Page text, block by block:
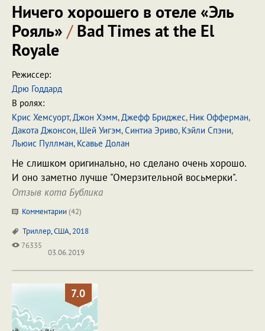
Ничего хорошего в отеле «Эль
Рояль» /Bad Times at the El
Royale
Режиссер:
Дрю Годдард
В ролях:
Крис Хемсуорт,Джон Хэмм,Джефф Бриджес, Ник Офферман,
Дакота Джонсон, Шей Уигэм,Синтиа Эриво, Кэйли Спэни,
Льюис Пуллман, Ксавье Долан
Не слишком оригинально, но сделано очень хорошо.
И оно заметно лучше "Омерзительной восьмерки".
Отзыв кота Бублика
Комментарии (42)
Триллер,США,2018
76335
03.06.2019
7.0